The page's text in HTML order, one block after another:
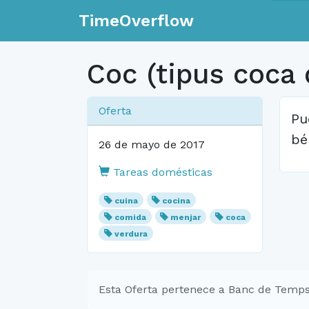
TimeOverflow
Coc (tipus coca
Oferta
26 de mayo de 2017
Tareas domésticas
cuina
cocina
comida
menjar
coca
verdura
Esta Oferta pertenece a Banc de